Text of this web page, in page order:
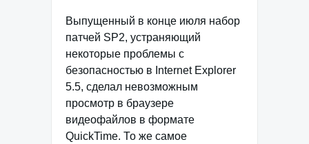
Выпущенный в конце июля набор
патчей SP2, устраняющий
некоторые проблемы с
безопасностью в Internet Explorer
5.5, сделал невозможным
просмотр в браузере
видеофайлов в формате
QuickTime. То же самое